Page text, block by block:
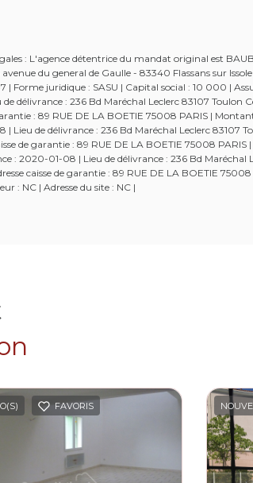
: L'agence détentrice du mandat original est
du general de Gaulle - 83340 Flassans sur
juridique : SASU | Capital social : 10 000 |
: 236 Bd Maréchal Leclerc 83107 Toulon
: 89 RUE DE LA BOETIE 75008 PARIS |
de délivrance : 236 Bd Maréchal Leclerc 83107
de garantie : 89 RUE DE LA BOETIE 75008
2020-01-08 | Lieu de délivrance : 236 Bd Maréchal
caisse de garantie : 89 RUE DE LA BOETIE
: NC | Adresse du site : NC |
FAVORIS